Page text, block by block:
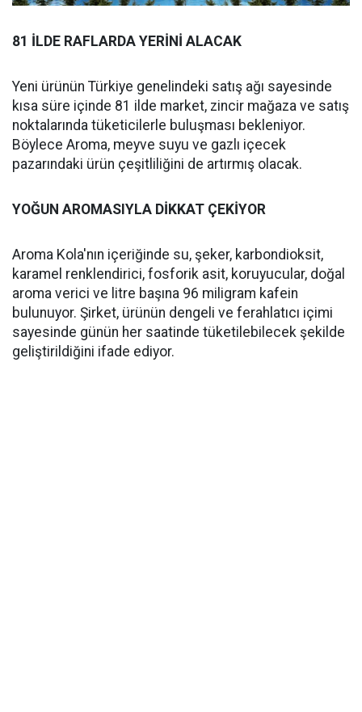
81 İLDE RAFLARDA YERİNİ ALACAK
Yeni ürünün Türkiye genelindeki satış ağı sayesinde
kısa süre içinde 81 ilde market, zincir mağaza ve satış
noktalarında tüketicilerle buluşması bekleniyor.
Böylece Aroma, meyve suyu ve gazlı içecek
pazarındaki ürün çeşitliliğini de artırmış olacak.
YOĞUN AROMASIYLA DİKKAT ÇEKİYOR
Aroma Kola'nın içeriğinde su, şeker, karbondioksit,
karamel renklendirici, fosforik asit, koruyucular, doğal
aroma verici ve litre başına 96 miligram kafein
bulunuyor. Şirket, ürünün dengeli ve ferahlatıcı içimi
sayesinde günün her saatinde tüketilebilecek şekilde
geliştirildiğini ifade ediyor.